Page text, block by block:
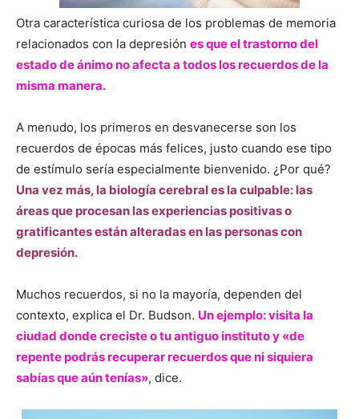
Otra característica curiosa de los problemas de memoria
relacionados con la depresión es que el trastorno del
estado de ánimo no afecta a todos los recuerdos de la
misma manera.
A menudo, los primeros en desvanecerse son los
recuerdos de épocas más felices, justo cuando ese tipo
de estímulo sería especialmente bienvenido. ¿Por qué?
Una vez más, la biología cerebral es la culpable: las
áreas que procesan las experiencias positivas o
gratificantes están alteradas en las personas con
depresión.
Muchos recuerdos, si no la mayoría, dependen del
contexto, explica el Dr. Budson. Un ejemplo: visita la
ciudad donde creciste o tu antiguo instituto y «de
repente podrás recuperar recuerdos que ni siquiera
sabías que aún tenías», dice.